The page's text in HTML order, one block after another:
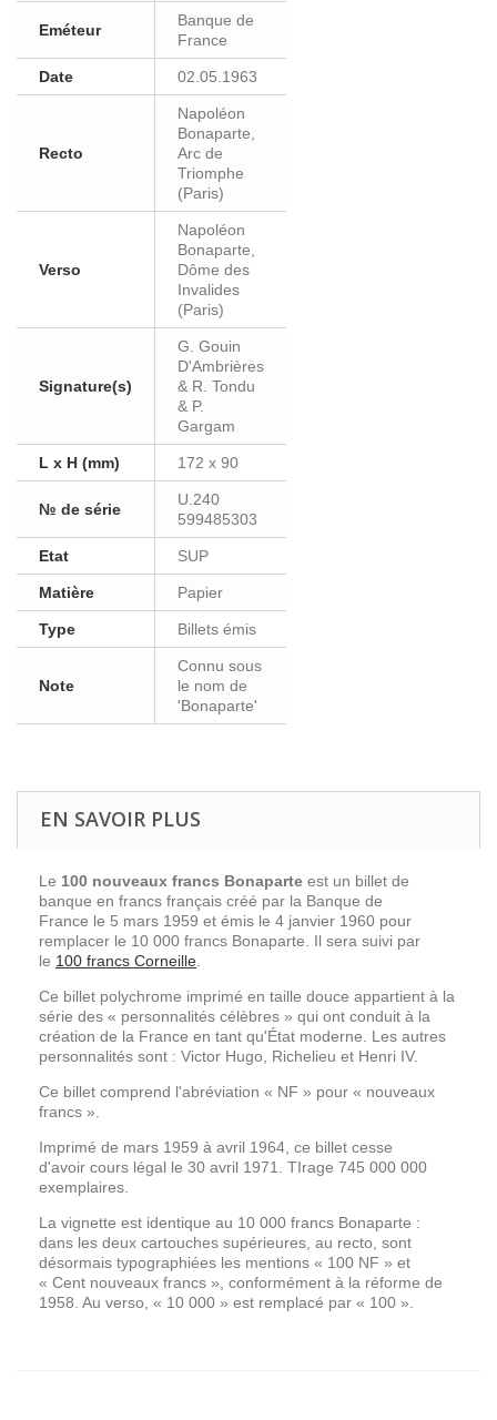
Eméteur
Banque de
France
Date 02.05.1963
Recto
Napoléon
Bonaparte,
Arc de
Triomphe
(Paris)
Verso
Napoléon
Bonaparte,
Dôme des
Invalides
(Paris)
Signature(s)
G. Gouin
D'Ambrières
& R. Tondu
& P.
Gargam
L x H (mm) 172 x 90
№ de série
U.240
599485303
Etat SUP
Matière Papier
Type Billets émis
Note
Connu sous
le nom de
'Bonaparte'
EN SAVOIR PLUS
Le 100 nouveaux francs Bonaparte est un billet de
banque en francs français créé par la Banque de
France le 5 mars 1959 et émis le 4 janvier 1960 pour
remplacer le 10 000 francs Bonaparte. Il sera suivi par
le 100 francs Corneille
Ce billet polychrome imprimé en taille douce appartient à la
série des « personnalités célèbres » qui ont conduit à la
création de la France en tant qu'État moderne. Les autres
personnalités sont : Victor Hugo, Richelieu et Henri IV.
Ce billet comprend l'abréviation « NF » pour « nouveaux
francs ».
Imprimé de mars 1959 à avril 1964, ce billet cesse
d'avoir cours légal le 30 avril 1971. TIrage 745 000 000
exemplaires.
La vignette est identique au 10 000 francs Bonaparte :
dans les deux cartouches supérieures, au recto, sont
désormais typographiées les mentions « 100 NF » et
« Cent nouveaux francs », conformément à la réforme de
1958. Au verso, « 10 000 » est remplacé par « 100 ».